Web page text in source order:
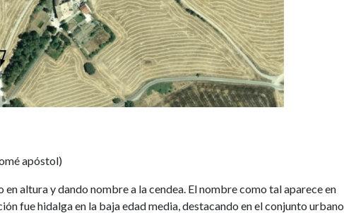
apóstol)
altura y dando nombre a la cendea. El nombre como tal aparece en
fue hidalga en la baja edad media, destacando en el conjunto urbano